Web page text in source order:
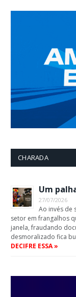
CHARADA
Um
27/07/2026
Ao invés de
setor em frangalhos
janela, fraudando
desmoralizado fica
DECIFRE ESSA »